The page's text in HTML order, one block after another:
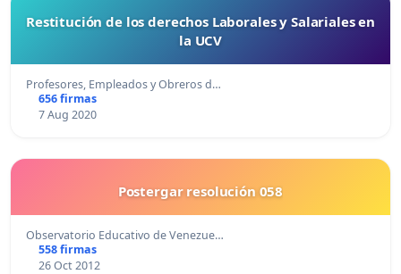
Restitución de los derechos Laborales y Salariales en
la UCV
Profesores, Empleados y Obreros d…
656 firmas
7 Aug 2020
Postergar resolución 058
Observatorio Educativo de Venezue…
558 firmas
26 Oct 2012